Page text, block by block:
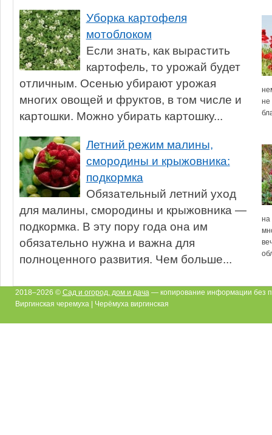
Уборка картофеля
мотоблоком
Если знать, как вырастить
картофель, то урожай будет
отличным. Осенью убирают урожая
многих овощей и фруктов, в том числе и
картошки. Можно убирать картошку...
не
Летний режим малины,
смородины и крыжовника:
подкормка
Обязательный летний уход
для малины, смородины и крыжовника —
подкормка. В эту пору года она им
обязательно нужна и важна для
полноценного развития. Чем больше...
на
2018–2026 © Сад и огород, дом и дача — копирование информации без
Виргинская черемуха | Черёмуха виргинская